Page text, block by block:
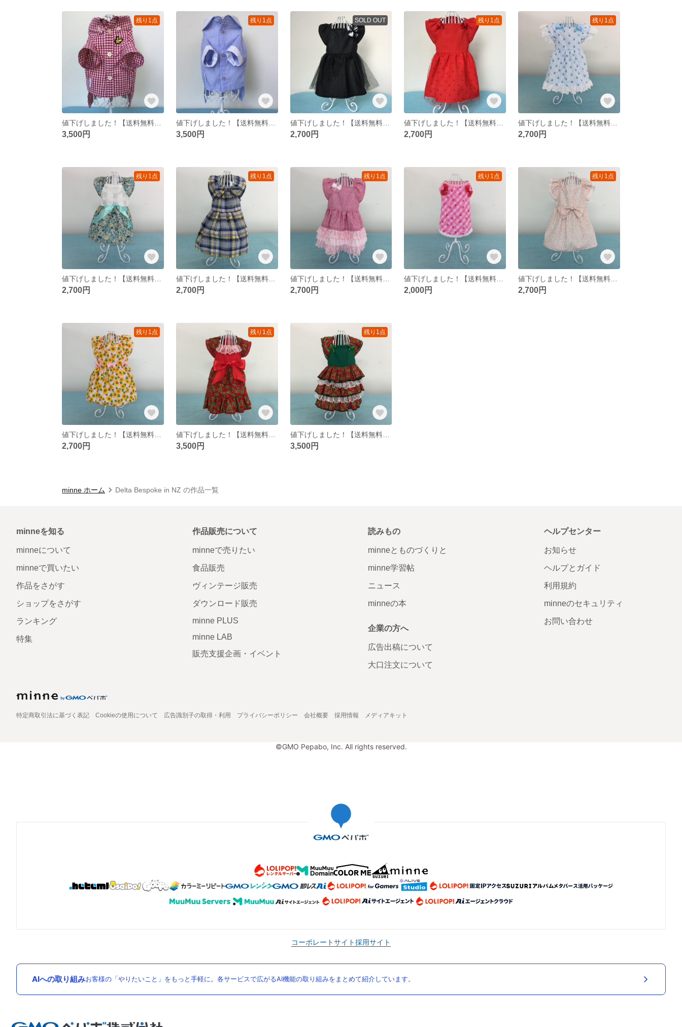
残り1点
3,500円
残り1点
値下げしました！【送料無料】犬用ハンドメイド水色シャツ S
3,500円
SOLD OUT
値下げしました！【送料無料】犬用ハンドメイド黒シックワンピース S
2,700円
残り1点
2,700円
残り1点
2,700円
残り1点
2,700円
残り1点
値下げしました！【送料無料】犬用ハンドメイド青チェックワンピース S
2,700円
残り1点
値下げしました！【送料無料】犬用ハンドメイドピンクレースドレス S
2,700円
残り1点
2,000円
残り1点
2,700円
残り1点
2,700円
残り1点
値下げしました！【送料無料】犬用クリスマスドレス(赤) XS
3,500円
残り1点
値下げしました！【送料無料】犬用クリスマスドレス(緑) XS
3,500円
minne ホーム Delta Bespoke in NZ の作品一覧
minneを知る
minneについて
minneで買いたい
作品をさがす
ショップをさがす
ランキング
特集
作品販売について
minneで売りたい
食品販売
ヴィンテージ販売
ダウンロード販売
minne PLUS
minne LAB
販売支援企画・イベント
読みもの
minneとものづくりと
minne学習帖
ニュース
minneの本
企業の方へ
広告出稿について
大口注文について
ヘルプセンター
お知らせ
ヘルプとガイド
利用規約
minneのセキュリティ
お問い合わせ
特定商取引法に基づく表記 Cookieの使用について 広告識別子の取得・利用 プライバシーポリシー 会社概要 採用情報 メディアキット
©GMO Pepabo, Inc. All rights reserved.
コーポレートサイト採用サイト
AIへの取り組みお客様の「やりたいこと」をもっと手軽に。各サービスで広がるAI機能の取り組みをまとめて紹介しています。